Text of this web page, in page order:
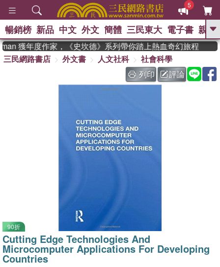
5
GO
熱搜： 東野圭吾 、 高希均教授回憶錄
The Odyssey 、 父親節 、 如果歷
史是一群喵 、 暑期推薦 、 國際布克
獎 臺灣漫遊錄
暢銷榜 新品 中文 外文 簡體 三民東大 電子書 親子
獲年度作家，《史坎德》系列帶你踏上熱血奇幻旅程
三民網路書店
外文書 人文社科
社會科學
列印
評論
90折
Cutting Edge Technologies And
Microcomputer Applications For Developing
Countries